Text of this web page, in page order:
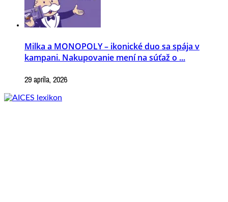
Milka a MONOPOLY – ikonické duo sa spája v
kampani. Nakupovanie mení na súťaž o ...
29 apríla, 2026